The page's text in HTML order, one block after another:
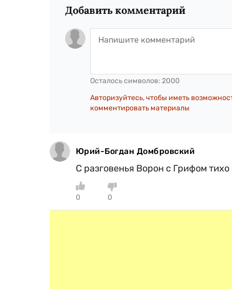
Добавить комментарий
Осталось символов: 2000
Авторизуйтесь, чтобы иметь
комментировать материалы
Юрий-Богдан Домбровский
С разговенья Ворон с Грифом
0 0